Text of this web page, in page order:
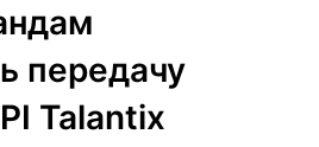
передачу
Talantix